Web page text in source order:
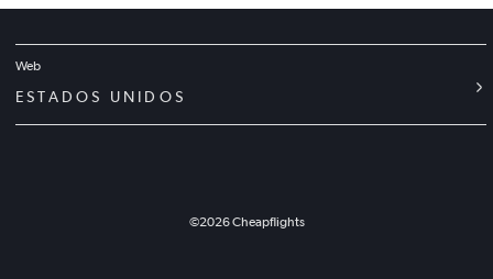
Web
ESTADOS UNIDOS
©2026Cheapflights